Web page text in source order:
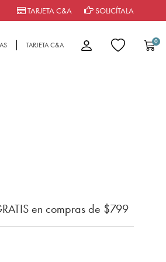
TARJETA C&A SOLICÍTALA
TARJETA C&A 0
en compras de $799